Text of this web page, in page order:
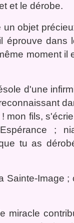
et le dérobe.
objet
éprouve dans
moment il
d'une
mon fils,
;
tu as
Sainte-Image ;
miracle